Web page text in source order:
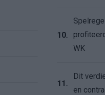
10.
WK
11.
Dit
en